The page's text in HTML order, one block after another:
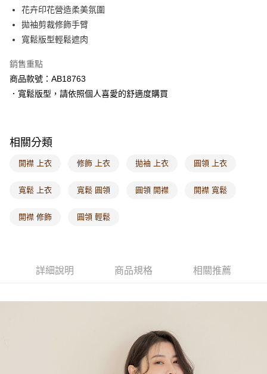
每筆NT$60，滿NT$1,000(含以上)免運費
7-11取貨付款
每筆NT$60，滿NT$1,000(含以上)免運費
付款後7-11取貨
每筆NT$60，滿NT$1,000(含以上)免運費
付款後門市自取
每筆NT$60，滿NT$1,000(含以上)免運費
花卉印花營造柔美氛圍
拋袖剪裁修飾手臂
寬鬆版型輕鬆遮肉
銷售重點
商品款號：AB18763
．寬鬆版型，請依照個人喜愛的舒適度購買
相關分類
開襟 上衣 修飾 上衣 拋袖 上衣 圓領 上衣
寬鬆 上衣 寬鬆 圓領 圓領 開襟 開襟 寬鬆
開襟 修飾 圓領 輕鬆
詳細說明 商品規格 相關推薦